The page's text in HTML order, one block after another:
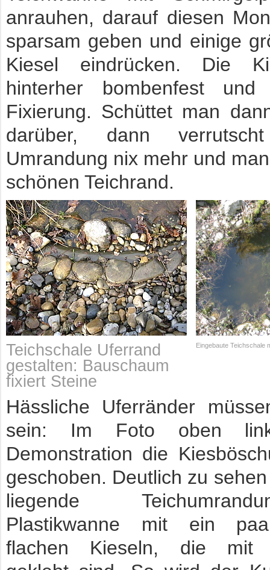
anrauhen, darauf diesen
sparsam geben und einige
Kiesel eindrücken. Die
hinterher bombenfest
Fixierung. Schüttet man
darüber, dann
Umrandung nix mehr und
schönen Teichrand.
Teichschale Uferrand
gestalten: Bauschaum
fixiert Steine
Eingebaute Teichschale
Hässliche Uferränder
sein: Im Foto oben
Demonstration die
geschoben. Deutlich zu
liegende
Plastikwanne mit ein
flachen Kieseln, die mit